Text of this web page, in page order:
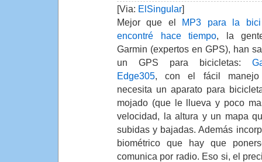
[Via: ElSingular]
Mejor que el MP3 para la
encontré hace tiempo, la
Garmin (expertos en GPS), han
un GPS para bicicletas:
Edge305, con el fácil manejo
necesita un aparato para
mojado (que le llueva y poco
velocidad, la altura y un mapa
subidas y bajadas. Además
biométrico que hay que
comunica por radio. Eso si, el